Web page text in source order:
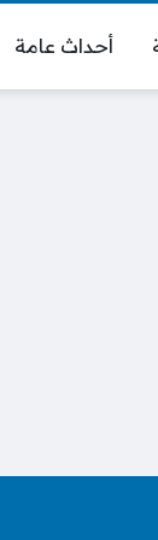
أحداث عامة